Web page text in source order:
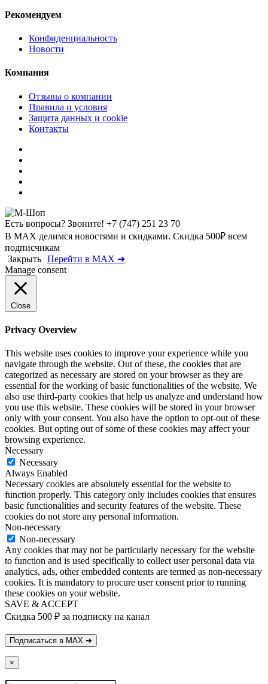
Рекомендуем
Конфиденциальность
Новости
Компания
Отзывы о компании
Правила и условия
Защита данных и cookie
Контакты
Есть вопросы? Звоните! +7 (747) 251 23 70
В MAX делимся новостями и скидками. Скидка 500₽ всем
подписчикам
Закрыть Перейти в MAX ➜
Manage consent
Close
Privacy Overview
This website uses cookies to improve your experience while you
navigate through the website. Out of these, the cookies that are
categorized as necessary are stored on your browser as they are
essential for the working of basic functionalities of the website. We
also use third-party cookies that help us analyze and understand how
you use this website. These cookies will be stored in your browser
only with your consent. You also have the option to opt-out of these
cookies. But opting out of some of these cookies may affect your
browsing experience.
Necessary
Necessary
Always Enabled
Necessary cookies are absolutely essential for the website to
function properly. This category only includes cookies that ensures
basic functionalities and security features of the website. These
cookies do not store any personal information.
Non-necessary
Non-necessary
Any cookies that may not be particularly necessary for the website
to function and is used specifically to collect user personal data via
analytics, ads, other embedded contents are termed as non-necessary
cookies. It is mandatory to procure user consent prior to running
these cookies on your website.
SAVE & ACCEPT
Скидка 500 ₽ за подписку на канал
×